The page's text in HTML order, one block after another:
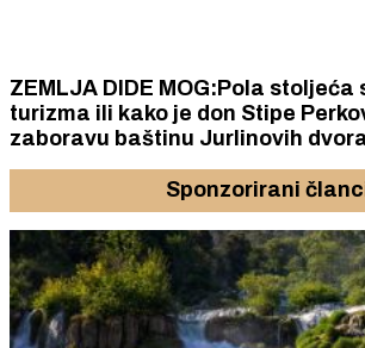
ZEMLJA DIDE MOG:Pola stoljeća
turizma ili kako je don Stipe Perkov oteo
zaboravu baštinu Jurlinovih
Sponzorirani